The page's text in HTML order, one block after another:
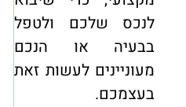
לנכס שלכם ולטפל
בבעיה או הנכם
מעוניינים לעשות זאת
בעצמכם.